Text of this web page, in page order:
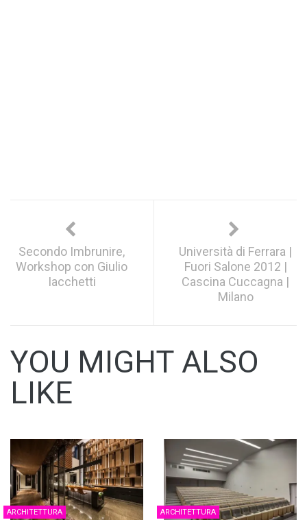
Secondo Imbrunire,
Workshop con Giulio
Iacchetti
Università di Ferrara |
Fuori Salone 2012 |
Cascina Cuccagna |
Milano
YOU MIGHT ALSO
LIKE
ARCHITETTURA ARCHITETTURA